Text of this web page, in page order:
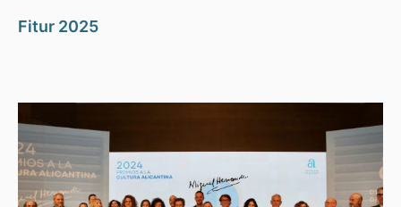
Fitur 2025